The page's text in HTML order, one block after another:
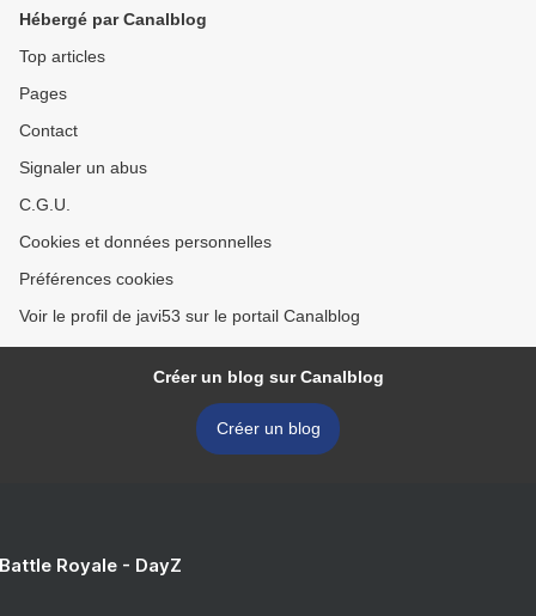
Hébergé par Canalblog
Top articles
Pages
Contact
Signaler un abus
C.G.U.
Cookies et données personnelles
Préférences cookies
Voir le profil de javi53 sur le portail Canalblog
Créer un blog sur Canalblog
Créer un blog
Royale - DayZ